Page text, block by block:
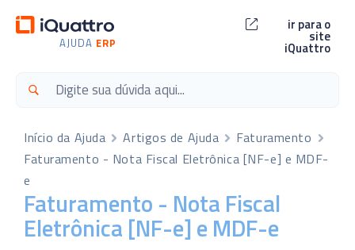
AJUDA ERP
ir para o
site
iQuattro
Início da Ajuda Artigos de Ajuda
Faturamento
Faturamento - Nota Fiscal Eletrônica [NF-e] e MDF-
e
Faturamento - Nota Fiscal
Eletrônica [NF-e] e MDF-e